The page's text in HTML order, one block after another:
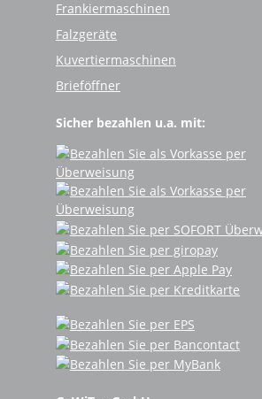
Frankiermaschinen
Falzgeräte
Kuvertiermaschinen
Brieföffner
Sicher bezahlen u.a. mit: